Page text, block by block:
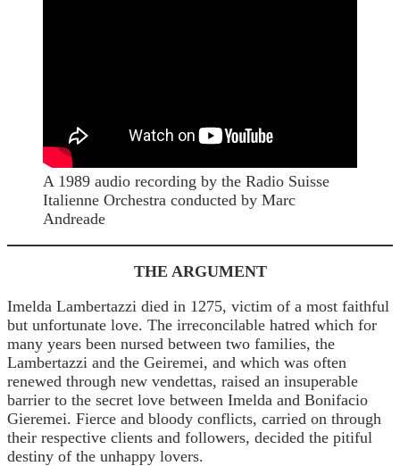
A 1989 audio recording by the Radio Suisse
Italienne Orchestra conducted by Marc
Andreade
THE ARGUMENT
Imelda Lambertazzi died in 1275, victim of a most faithful
but unfortunate love. The irreconcilable hatred which for
many years been nursed between two families, the
Lambertazzi and the Geiremei, and which was often
renewed through new vendettas, raised an insuperable
barrier to the secret love between Imelda and Bonifacio
Gieremei. Fierce and bloody conflicts, carried on through
their respective clients and followers, decided the pitiful
destiny of the unhappy lovers.